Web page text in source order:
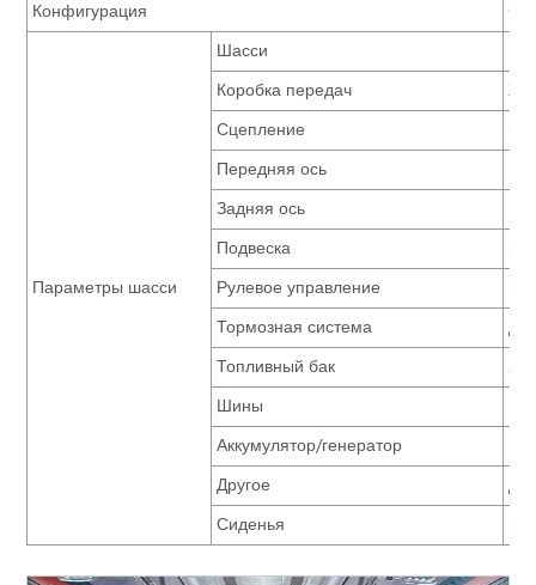
Конфигурация
Параметры шасси
Шасси
Коробка передач
Сцепление
Передняя ось
Задняя ось
Подвеска
Рулевое управление
Тормозная система
Топливный бак
Шины
Аккумулятор/генератор
Другое
Сиденья